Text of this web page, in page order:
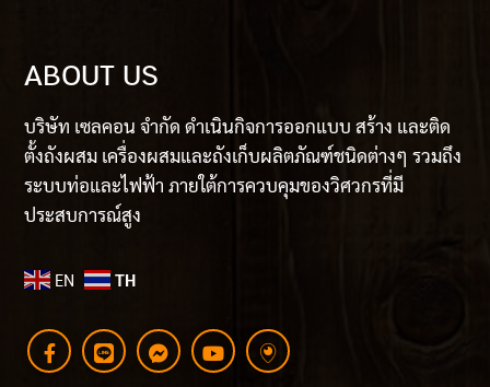
ABOUT US
บริษัท เซลคอน จำกัด ดำเนินกิจการออกแบบ สร้าง และติด
ตั้งถังผสม เครื่องผสมและถังเก็บผลิตภัณฑ์ชนิดต่างๆ รวมถึง
ระบบท่อและไฟฟ้า ภายใต้การควบคุมของวิศวกรที่มี
ประสบการณ์สูง
EN TH